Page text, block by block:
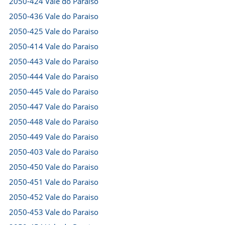
2050-436 Vale do Paraiso
2050-425 Vale do Paraiso
2050-414 Vale do Paraiso
2050-443 Vale do Paraiso
2050-444 Vale do Paraiso
2050-445 Vale do Paraiso
2050-447 Vale do Paraiso
2050-448 Vale do Paraiso
2050-449 Vale do Paraiso
2050-403 Vale do Paraiso
2050-450 Vale do Paraiso
2050-451 Vale do Paraiso
2050-452 Vale do Paraiso
2050-453 Vale do Paraiso